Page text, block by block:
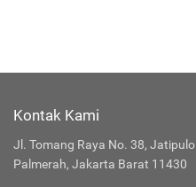
Kontak Kami
Jl. Tomang Raya No. 38, Jatipulo
Palmerah, Jakarta Barat 11430